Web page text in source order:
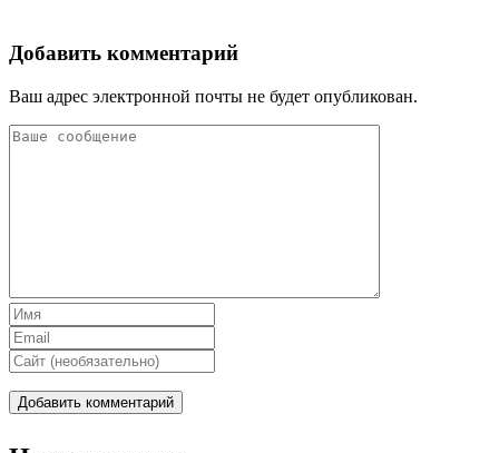
Добавить комментарий
Ваш адрес электронной почты не будет опубликован.